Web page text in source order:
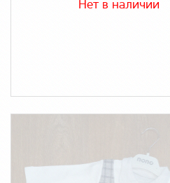
Нет в наличии